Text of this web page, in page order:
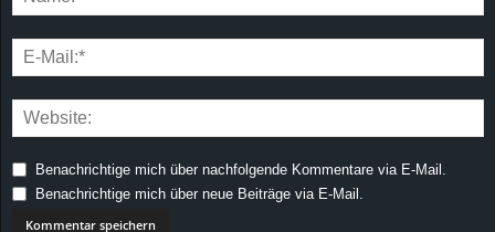
Benachrichtige mich über nachfolgende Kommentare via E-Mail.
Benachrichtige mich über neue Beiträge via E-Mail.